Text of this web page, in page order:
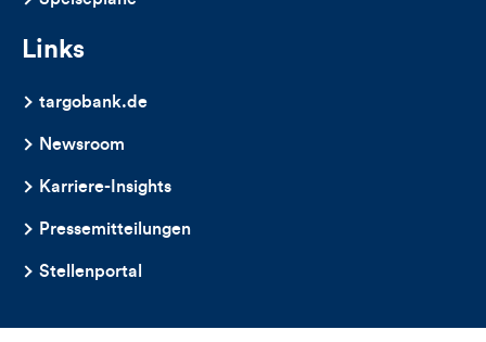
Links
targobank.de
Newsroom
Karriere-Insights
Pressemitteilungen
Stellenportal